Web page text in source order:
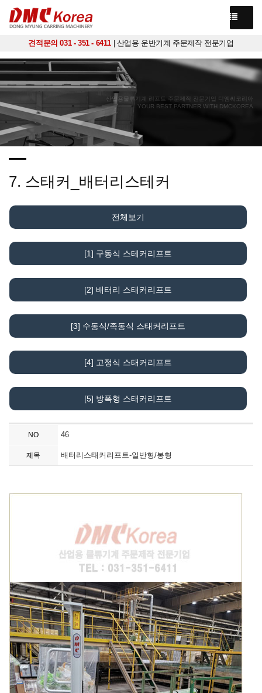
견적문의 031 - 351 - 6411 | 산업용 운반기계 주문제작 전문기업
산업용물류기계 리프트 주문제작 전문기업 디엠씨코리아
YOUR BEST PARTNER WITH DMCKOREA
7. 스태커_배터리스테커
전체보기
[1] 구동식 스테커리프트
[2] 배터리 스태커리프트
[3] 수동식/족동식 스태커리프트
[4] 고정식 스태커리프트
[5] 방폭형 스태커리프트
NO 46
제목 배터리스태커리프트-일반형/봉형